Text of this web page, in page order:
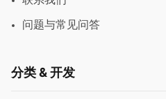
问题与常见问答
分类 & 开发